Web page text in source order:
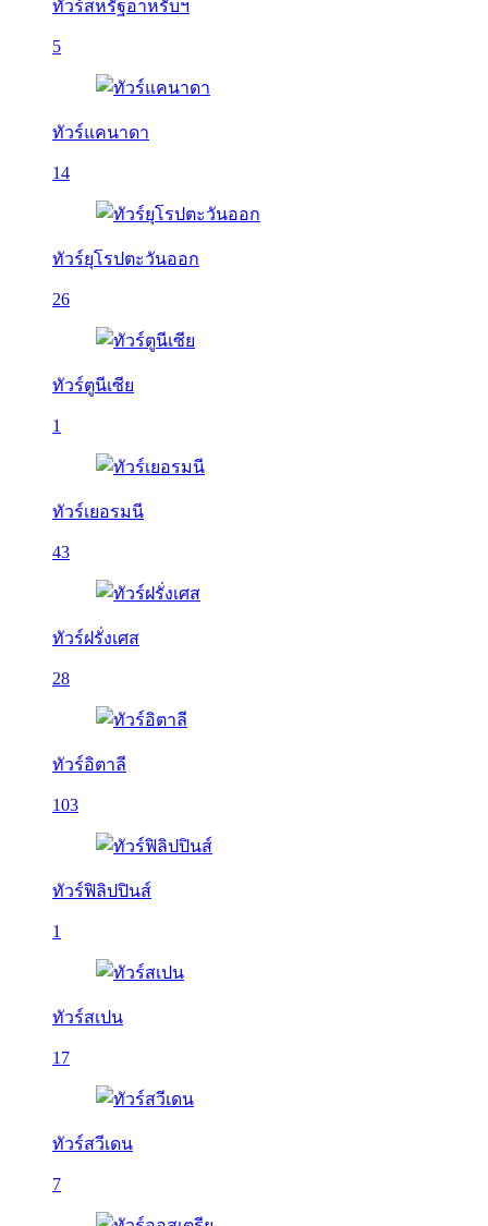
ทัวร์สหรัฐอาหรับฯ
5
ทัวร์แคนาดา
14
ทัวร์ยุโรปตะวันออก
26
ทัวร์ตูนีเซีย
1
ทัวร์เยอรมนี
43
ทัวร์ฝรั่งเศส
28
ทัวร์อิตาลี
103
ทัวร์ฟิลิปปินส์
1
ทัวร์สเปน
17
ทัวร์สวีเดน
7